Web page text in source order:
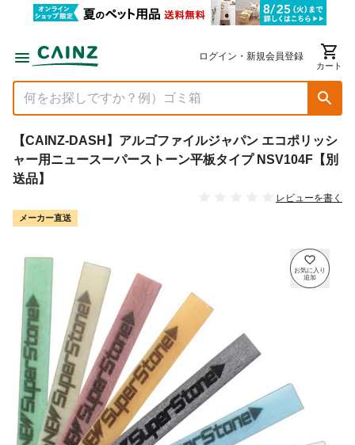
ログイン・新規会員登録
カート
【CAINZ-DASH】アルゴファイルジャパン エコポリッシ
ャー用ニュースーパーストーン平板タイプ NSV104F【別
送品】
レビューを書く
メーカー直送